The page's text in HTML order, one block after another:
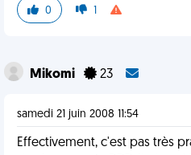
0 1
Mikomi 23
samedi 21 juin 2008 11:54
Effectivement, c'est pas très